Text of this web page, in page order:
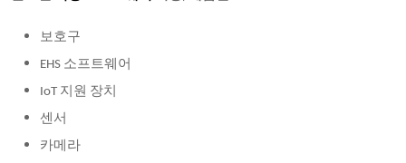
보호구
EHS 소프트웨어
IoT 지원 장치
센서
카메라